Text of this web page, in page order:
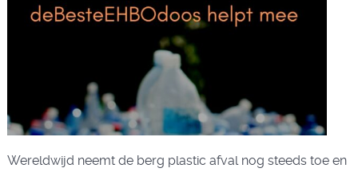
Wereldwijd neemt de berg plastic afval nog steeds toe en